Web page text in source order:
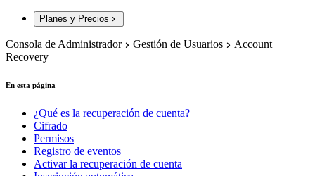
Planes y Precios
Consola de Administrador Gestión de Usuarios
Account
Recovery
En esta página
¿Qué es la recuperación de cuenta?
Cifrado
Permisos
Registro de eventos
Activar la recuperación de cuenta